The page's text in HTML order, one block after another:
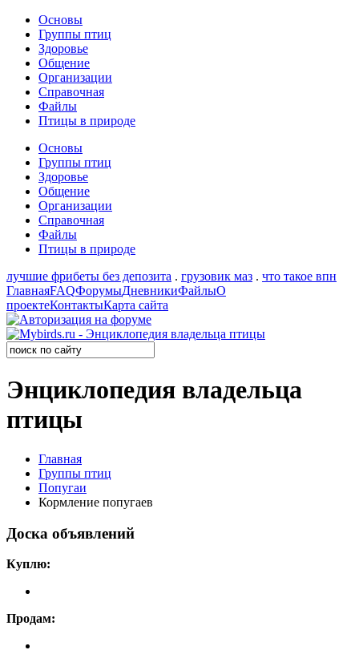
Основы
Группы птиц
Здоровье
Общение
Организации
Справочная
Файлы
Птицы в природе
Основы
Группы птиц
Здоровье
Общение
Организации
Справочная
Файлы
Птицы в природе
лучшие фрибеты без депозита . грузовик маз . что такое впн
ГлавнаяFAQФорумыДневникиФайлыО
проектеКонтактыКарта сайта
Энциклопедия владельца
птицы
Главная
Группы птиц
Попугаи
Кормление попугаев
Доска объявлений
Куплю:
Продам: